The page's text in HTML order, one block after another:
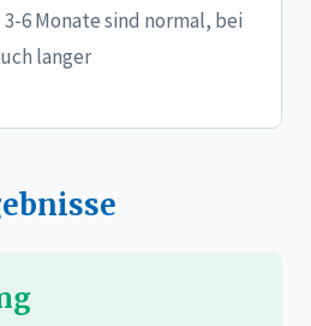
3-6 Monate sind normal, bei
langer